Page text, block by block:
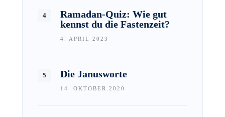
Ramadan-Quiz: Wie gut
kennst du die Fastenzeit?
4. APRIL 2023
Die Janusworte
14. OKTOBER 2020